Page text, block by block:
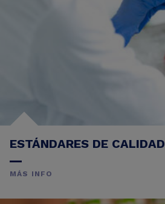
ESTÁNDARES DE CALIDAD
MÁS INFO